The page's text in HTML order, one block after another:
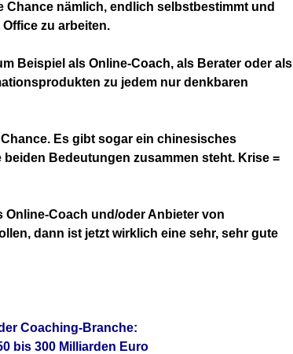
Chance nämlich, endlich selbstbestimmt und
zu arbeiten.
Beispiel als Online-Coach, als Berater oder als
zu jedem nur denkbaren
Es gibt sogar ein chinesisches
Bedeutungen zusammen steht. Krise =
Coach und/oder Anbieter von
dann ist jetzt wirklich eine sehr, sehr gute
Coaching-Branche:
bis 300 Milliarden Euro